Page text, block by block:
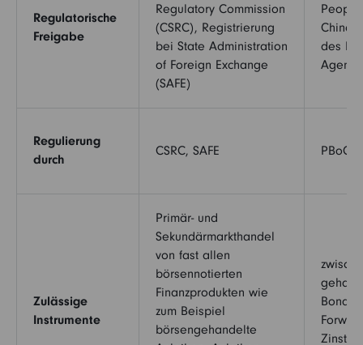
Regulatorische
Freigabe
Regulatory Commission
(CSRC), Registrierung
bei State Administration
of Foreign Exchange
(SAFE)
China
des
Agent
Regulierung
durch
CSRC, SAFE PBoC,
Zulässige
Instrumente
Primär- und
Sekundärmarkthandel
von fast allen
börsennotierten
Finanzprodukten wie
zum Beispiel
börsengehandelte
Bonds,